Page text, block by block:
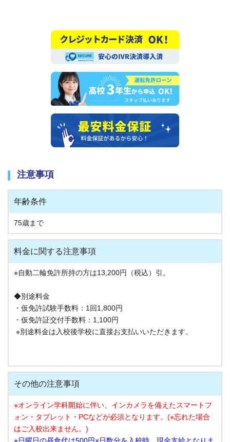
注意事項
年齢条件
75歳まで
料金に関する注意事項
※自動二輪免許所持の方は13,200円（税込）引。
◆別途料金
・仮免許試験手数料：1回1,800円
・仮免許証交付手数料：1,100円
※別途料金は入校後学校に直接お支払いいただきます。
その他の注意事項
※オンライン学科開始に伴い、インカメラを備えたスマートフ
ォン・タブレット・PCなどが必須となります。(※忘れた場合
はご入校出来ません。)